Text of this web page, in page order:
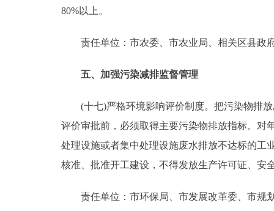
80%以上。
责任单位：市农委、市农业局、相关区县政
五、加强污染减排监督管理
(十七)严格环境影响评价制度。把污染物排放
评价审批前，必须取得主要污染物排放指标。对
处理设施或者集中处理设施废水排放不达标的工
核准、批准开工建设，不得发放生产许可证、安
责任单位：市环保局、市发展改革委、市规划